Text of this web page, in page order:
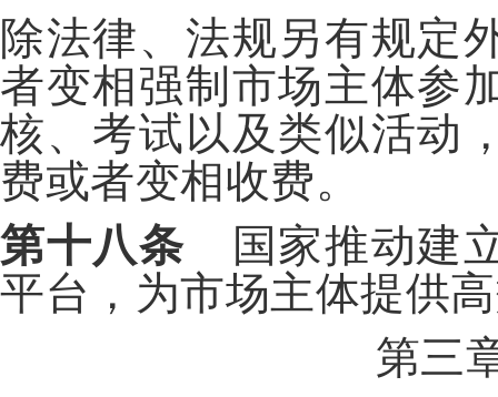
除法律、法规另有规定
者变相强制市场主体参
核、考试以及类似活动
费或者变相收费。
第十八条 国家推动建
平台，为市场主体提供
第三